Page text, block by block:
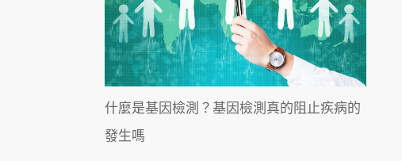
什麼是基因檢測？基因檢測真的阻止疾病的
發生嗎